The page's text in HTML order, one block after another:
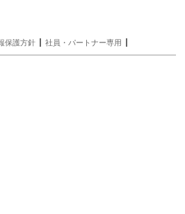
保護方針 社員・パートナー専用